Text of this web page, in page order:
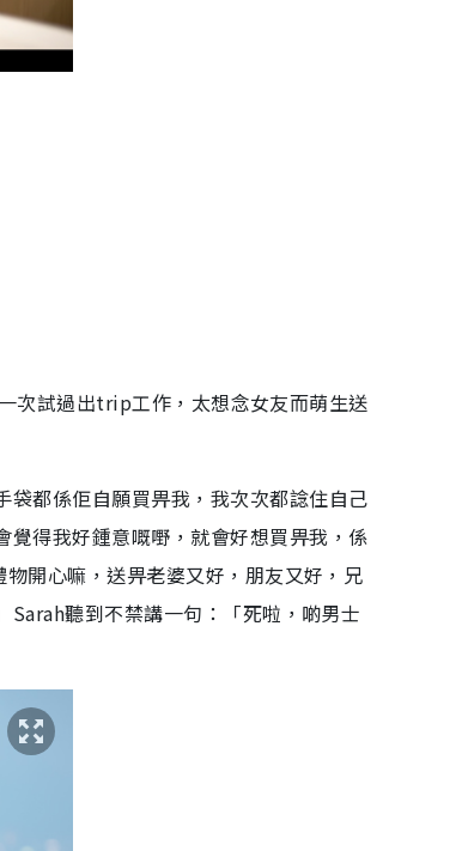
次試過出trip工作，太想念女友而萌生送
都係佢自願買畀我，我次次都諗住自己
得我好鍾意嘅嘢，就會好想買畀我，係
開心嘛，送畀老婆又好，朋友又好，兄
聽到不禁講一句：「死啦，啲男士